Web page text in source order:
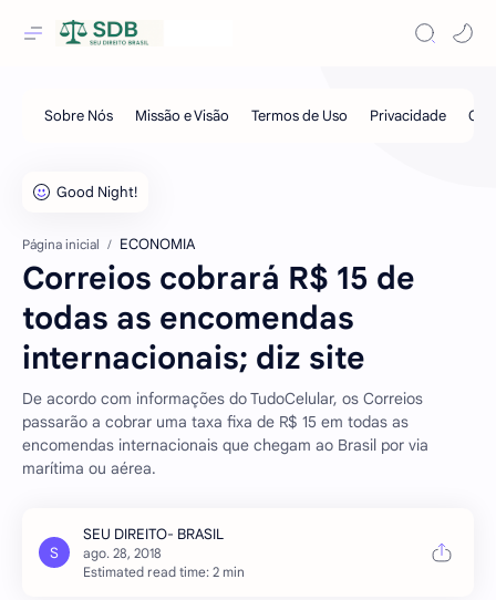
Página inicial ECONOMIA
Correios cobrará R$ 15 de
todas as encomendas
internacionais; diz site
De acordo com informações do TudoCelular, os Correios
passarão a cobrar uma taxa fixa de R$ 15 em todas as
encomendas internacionais que chegam ao Brasil por via
marítima ou aérea.
Estimated read time: 2 min